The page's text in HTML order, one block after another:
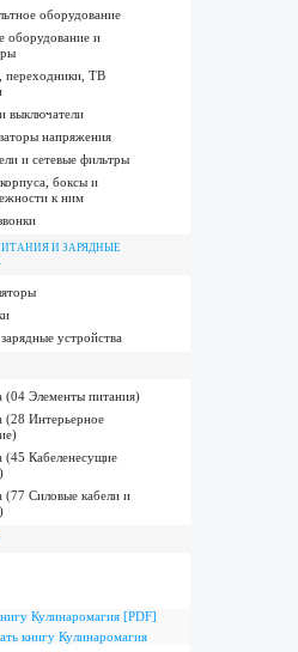
оборудование
оборудование и
переходники, ТВ
выключатели
напряжения
и сетевые фильтры
боксы и
к ним
И ЗАРЯДНЫЕ
устройства
(04 Элементы питания)
(28 Интерьерное
(45 Кабеленесущие
(77 Силовые кабели и
Кулинаромагия [PDF]
книгу Кулинаромагия